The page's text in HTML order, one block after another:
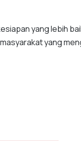
yang lebih
yang